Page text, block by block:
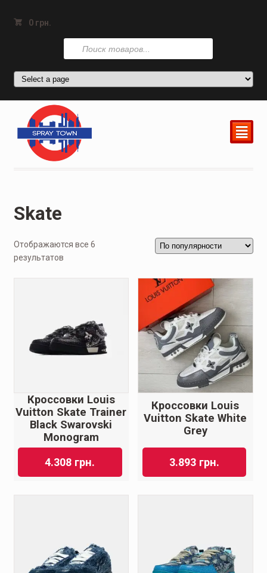
0 грн.
Поиск
товаров
²
Skate
Отображаются все 6
результатов
Кроссовки Louis
Vuitton Skate Trainer
Black Swarovski
Monogram
4.308 грн.
Кроссовки Louis
Vuitton Skate White
Grey
3.893 грн.